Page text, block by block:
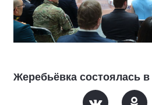
Жеребьёвка состоялась